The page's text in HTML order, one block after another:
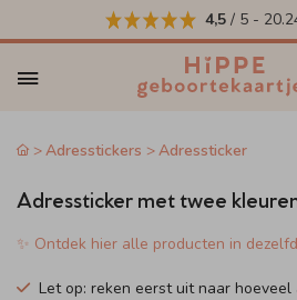
4,5 / 5 -
Adresstickers Adressticker
Adressticker met twee
✨ Ontdek hier alle producten in
Let op: reken eerst uit naar